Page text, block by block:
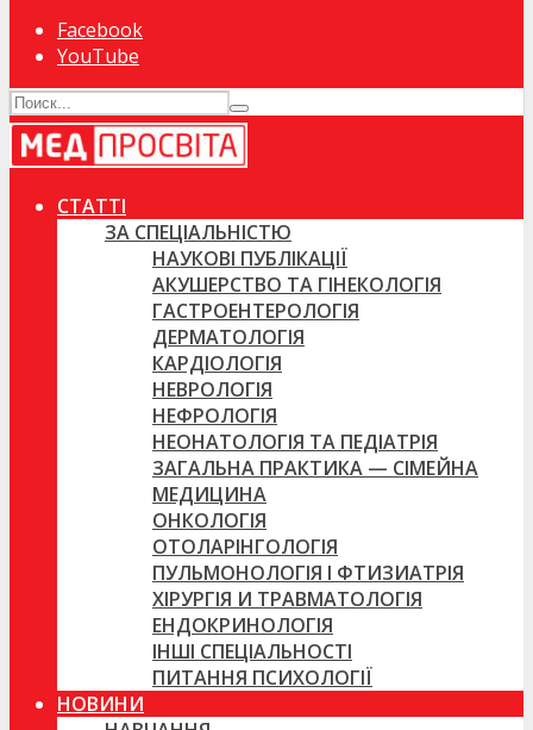
Facebook
YouTube
СТАТТІ
ЗА СПЕЦІАЛЬНІСТЮ
НАУКОВІ ПУБЛІКАЦІЇ
АКУШЕРСТВО ТА ГІНЕКОЛОГІЯ
ГАСТРОЕНТЕРОЛОГІЯ
ДЕРМАТОЛОГІЯ
КАРДІОЛОГІЯ
НЕВРОЛОГІЯ
НЕФРОЛОГІЯ
НЕОНАТОЛОГІЯ ТА ПЕДІАТРІЯ
ЗАГАЛЬНА ПРАКТИКА — СІМЕЙНА
МЕДИЦИНА
ОНКОЛОГІЯ
ОТОЛАРІНГОЛОГІЯ
ПУЛЬМОНОЛОГІЯ І ФТИЗИАТРІЯ
ХІРУРГІЯ И ТРАВМАТОЛОГІЯ
ЕНДОКРИНОЛОГІЯ
ІНШІ СПЕЦІАЛЬНОСТІ
ПИТАННЯ ПСИХОЛОГІЇ
НОВИНИ